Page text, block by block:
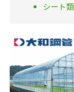
シート